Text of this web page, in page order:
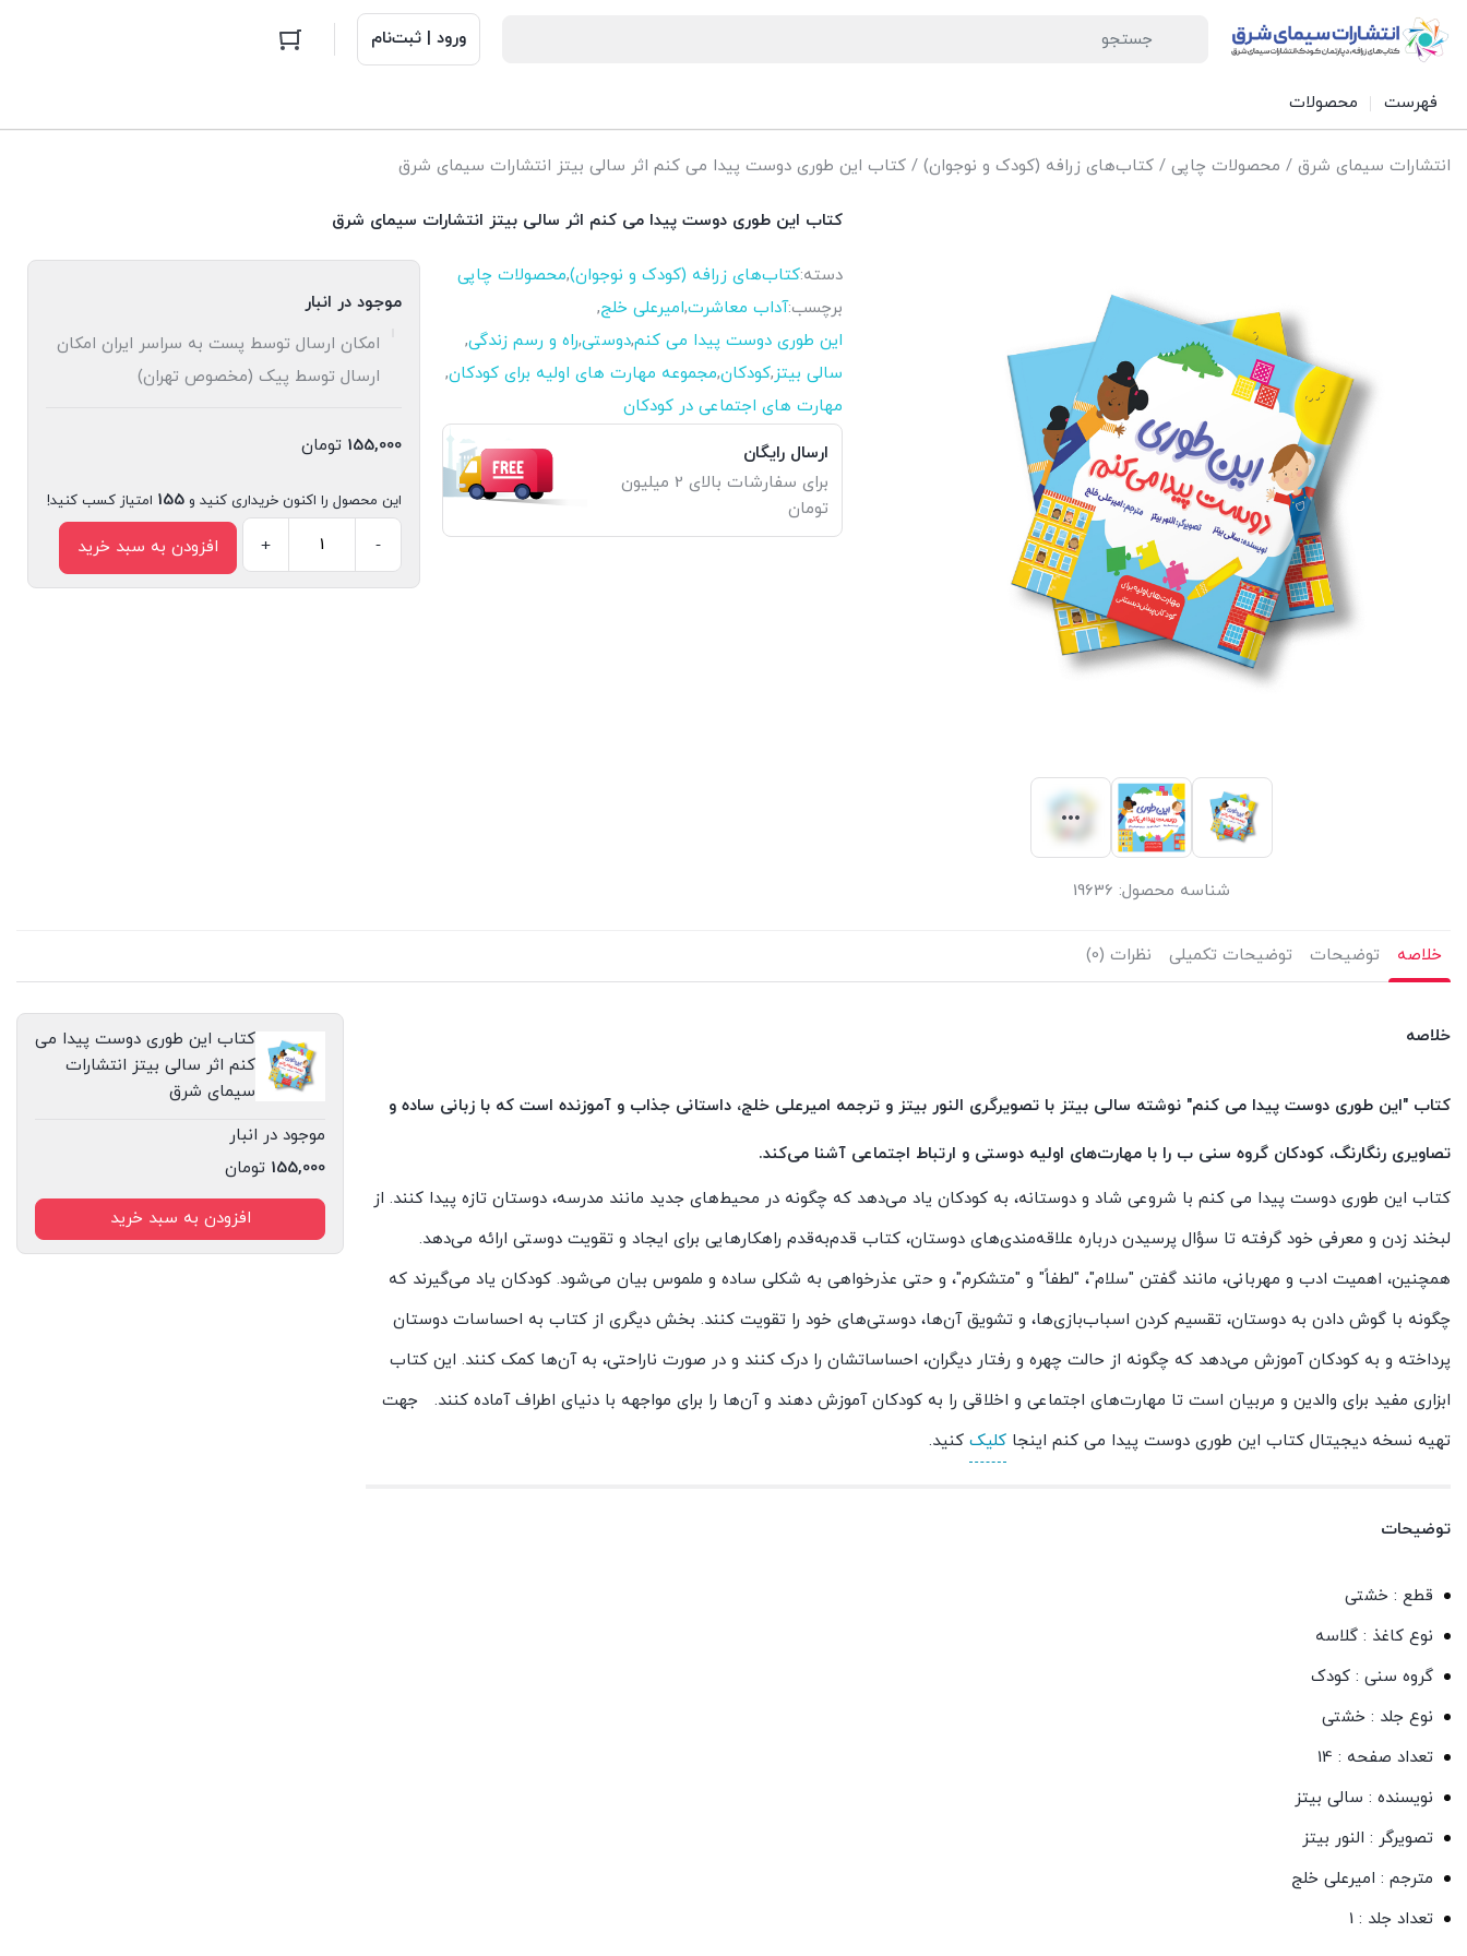
ورود | ثبت‌نام
فهرست محصولات
انتشارات سیمای شرق / محصولات چاپی / کتاب‌های زرافه (کودک و نوجوان) / کتاب این طوری دوست پیدا می کنم اثر سالی بیتز انتشارات سیمای شرق
شناسه محصول: 19636
کتاب این طوری دوست پیدا می کنم اثر سالی بیتز انتشارات سیمای شرق
دسته:کتاب‌های زرافه (کودک و نوجوان),محصولات چاپی
برچسب:آداب معاشرت,امیرعلی خلج,
این طوری دوست پیدا می کنم,دوستی,راه و رسم زندگی,
سالی بیتز,کودکان,مجموعه مهارت های اولیه برای کودکان,
مهارت های اجتماعی در کودکان
ارسال رایگان
برای سفارشات بالای 2 میلیون
تومان
موجود در انبار
امکان ارسال توسط پست به سراسر ایران امکان
ارسال توسط پیک (مخصوص تهران)
155,000 تومان
این محصول را اکنون خریداری کنید و 155 امتیاز کسب کنید!
این
عدد
-
+ افزودن به سبد خرید
خلاصه توضیحات توضیحات تکمیلی نظرات (0)
خلاصه
کتاب "این طوری دوست پیدا می کنم" نوشته سالی بیتز با تصویرگری النور بیتز و ترجمه امیرعلی خلج، داستانی جذاب و آموزنده است که با زبانی ساده و
تصاویری رنگارنگ، کودکان گروه سنی ب را با مهارت‌های اولیه دوستی و ارتباط اجتماعی آشنا می‌کند.
کتاب این طوری دوست پیدا می کنم با شروعی شاد و دوستانه، به کودکان یاد می‌دهد که چگونه در محیط‌های جدید مانند مدرسه، دوستان تازه پیدا کنند. از
لبخند زدن و معرفی خود گرفته تا سؤال پرسیدن درباره علاقه‌مندی‌های دوستان، کتاب قدم‌به‌قدم راهکارهایی برای ایجاد و تقویت دوستی ارائه می‌دهد.
همچنین، اهمیت ادب و مهربانی، مانند گفتن "سلام"، "لطفاً" و "متشکرم"، و حتی عذرخواهی به شکلی ساده و ملموس بیان می‌شود. کودکان یاد می‌گیرند که
چگونه با گوش دادن به دوستان، تقسیم کردن اسباب‌بازی‌ها، و تشویق آن‌ها، دوستی‌های خود را تقویت کنند. بخش دیگری از کتاب به احساسات دوستان
پرداخته و به کودکان آموزش می‌دهد که چگونه از حالت چهره و رفتار دیگران، احساساتشان را درک کنند و در صورت ناراحتی، به آن‌ها کمک کنند. این کتاب
ابزاری مفید برای والدین و مربیان است تا مهارت‌های اجتماعی و اخلاقی را به کودکان آموزش دهند و آن‌ها را برای مواجهه با دنیای اطراف آماده کنند. جهت
تهیه نسخه دیجیتال کتاب این طوری دوست پیدا می کنم اینجا کلیک کنید.
توضیحات
قطع : خشتی
نوع کاغذ : گلاسه
گروه سنی : کودک
نوع جلد : خشتی
تعداد صفحه : 14
نویسنده : سالی بیتز
تصویرگر : النور بیتز
مترجم : امیرعلی خلج
تعداد جلد : 1
کتاب این طوری دوست پیدا می
کنم اثر سالی بیتز انتشارات
سیمای شرق
موجود در انبار
155,000 تومان
افزودن به سبد خرید